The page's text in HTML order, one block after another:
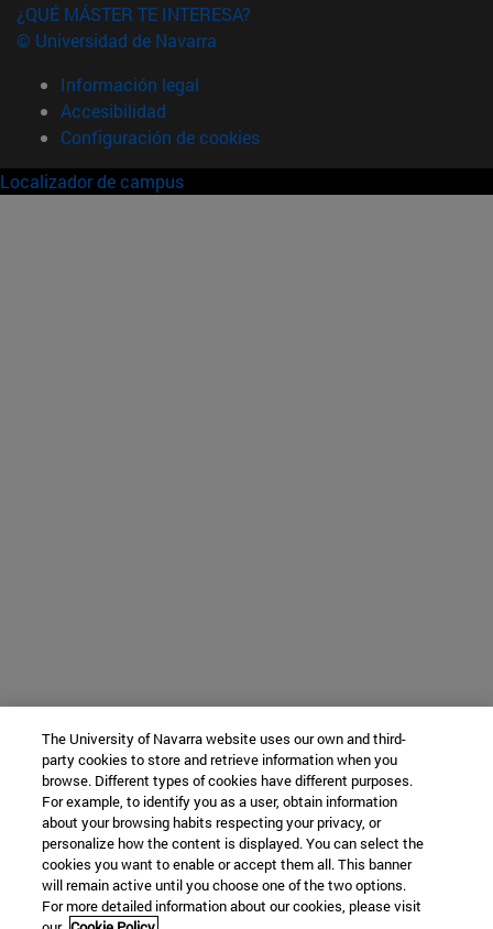
¿QUÉ MÁSTER TE INTERESA?
© Universidad de Navarra
Información legal
Accesibilidad
Configuración de cookies
Localizador de campus
The University of Navarra website uses our own and third-
party cookies to store and retrieve information when you
browse. Different types of cookies have different purposes.
For example, to identify you as a user, obtain information
about your browsing habits respecting your privacy, or
personalize how the content is displayed. You can select the
cookies you want to enable or accept them all. This banner
will remain active until you choose one of the two options.
For more detailed information about our cookies, please visit